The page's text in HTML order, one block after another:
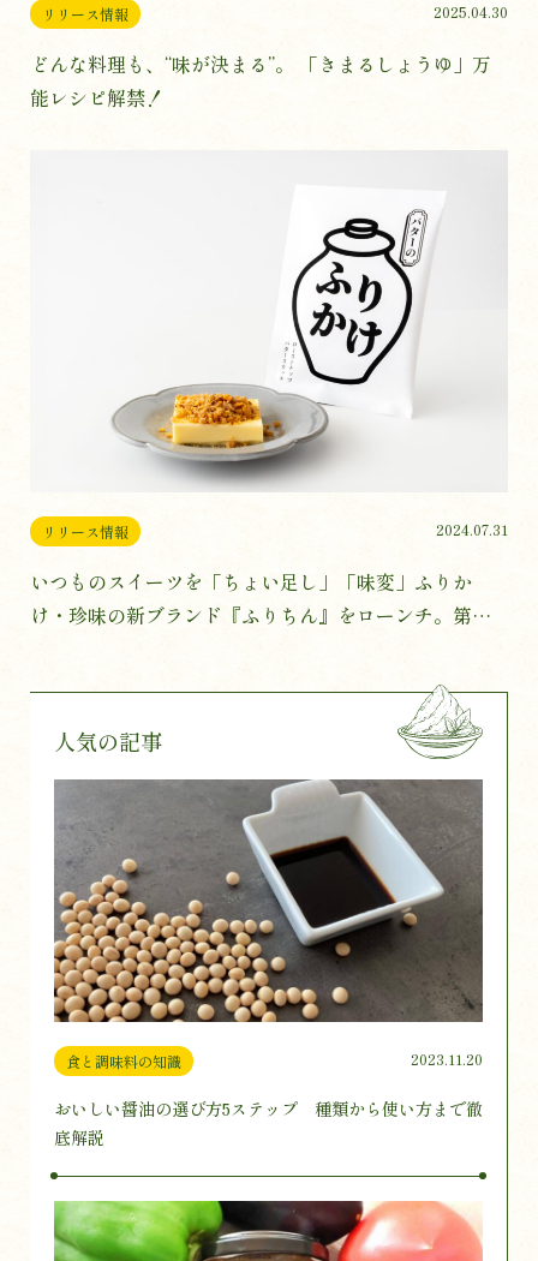
リリース情報 2025.04.30
どんな料理も、“味が決まる”。 「きまるしょうゆ」万
能レシピ解禁！
リリース情報 2024.07.31
いつものスイーツを「ちょい足し」「味変」ふりか
け・珍味の新ブランド『ふりちん』をローンチ。第一
人気の記事
食と調味料の知識 2023.11.20
おいしい醤油の選び方5ステップ 種類から使い方まで徹
底解説